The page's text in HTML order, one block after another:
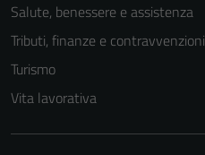
Salute, benessere e assistenza
Tributi, finanze e contravvenzioni
Turismo
Vita lavorativa